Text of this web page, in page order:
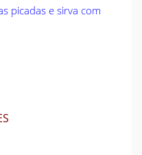
picadas e sirva com